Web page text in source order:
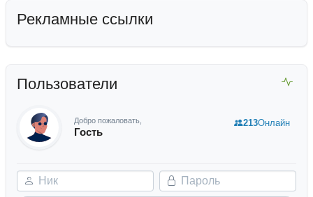
Рекламные ссылки
Пользователи
Добро пожаловать,
Гость
Ник Пароль
213Онлайн